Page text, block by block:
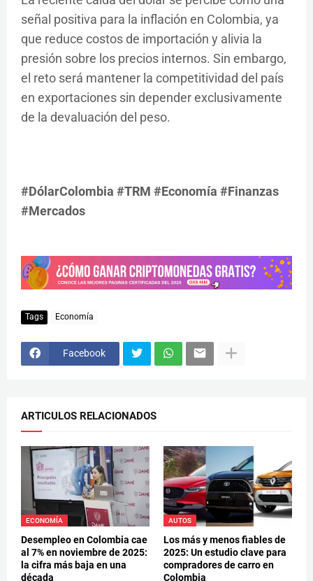
señal positiva para la inflación en Colombia, ya
que reduce costos de importación y alivia la
presión sobre los precios internos. Sin embargo,
el reto será mantener la competitividad del país
en exportaciones sin depender exclusivamente
de la devaluación del peso.
#DólarColombia #TRM #Economía #Finanzas
#Mercados
Tags Economía
Facebook
ARTICULOS RELACIONADOS
ECONOMÍA
Desempleo en Colombia cae
al 7% en noviembre de 2025:
la cifra más baja en una
década
AUTOS
Los más y menos fiables de
2025: Un estudio clave para
compradores de carro en
Colombia